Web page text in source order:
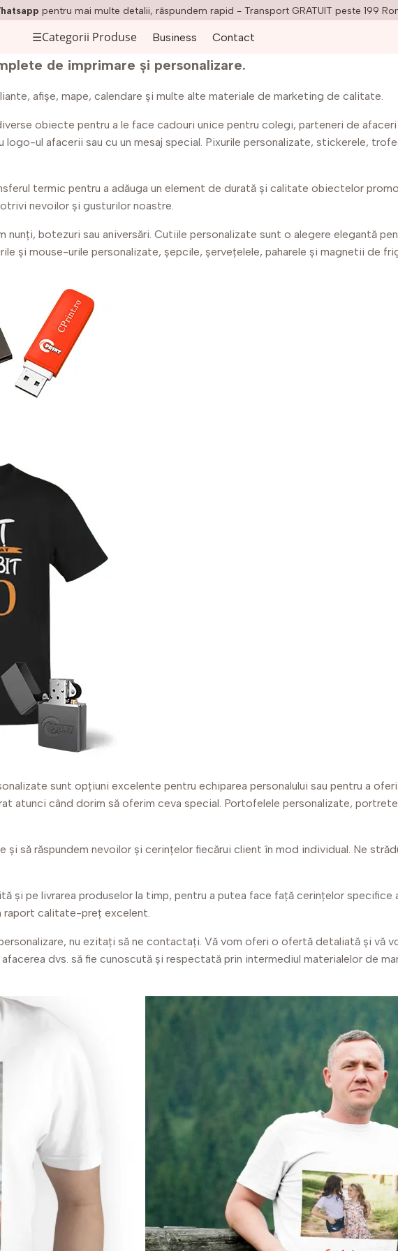
pentru mai multe detalii, răspundem rapid - Transport GRATUIT peste 199
☰Categorii Produse Business Contact
de imprimare și personalizare.
afișe, mape, calendare și multe alte materiale de marketing de calitate.
obiecte pentru a le face cadouri unice pentru colegi, parteneri de
ul afacerii sau cu un mesaj special. Pixurile personalizate, stickerele,
termic pentru a adăuga un element de durată și calitate obiectelor
nevoilor și gusturilor noastre.
nunți, botezuri sau aniversări. Cutiile personalizate sunt o alegere elegantă
și mouse-urile personalizate, șepcile, șervețelele, paharele și magnetii de
sunt opțiuni excelente pentru echiparea personalului sau pentru a
atunci când dorim să oferim ceva special. Portofelele personalizate,
să răspundem nevoilor și cerințelor fiecărui client în mod individual. Ne
și pe livrarea produselor la timp, pentru a putea face față cerințelor
raport calitate-preț excelent.
nu ezitați să ne contactați. Vă vom oferi o ofertă detaliată și vă
dvs. să fie cunoscută și respectată prin intermediul materialelor de